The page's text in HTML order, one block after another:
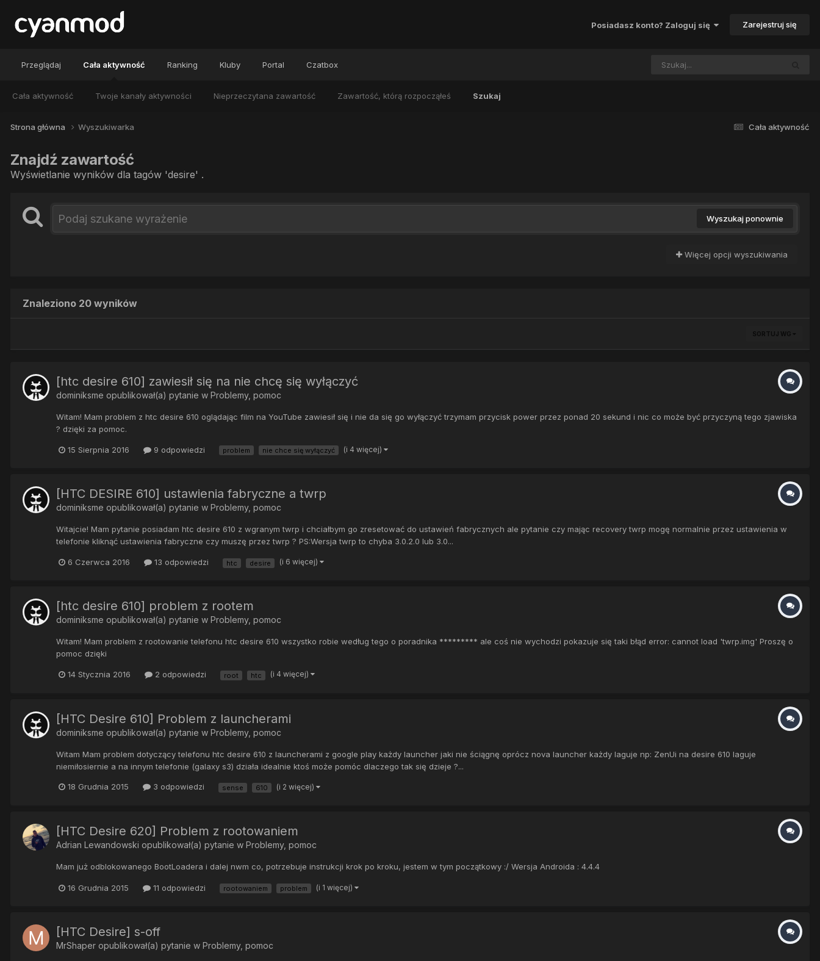
Posiadasz konto? Zaloguj się Zarejestruj się
Przeglądaj Cała aktywność
Cała aktywność Twoje kanały aktywności Nieprzeczytana zawartość Zawartość, którą rozpocząłeś Szukaj
Ranking Kluby Portal Czatbox
Cała aktywność
Strona główna Wyszukiwarka
Znajdź zawartość
Wyświetlanie wyników dla tagów 'desire' .
Wyszukaj ponownie
Więcej opcji wyszukiwania
Znaleziono 20 wyników
SORTUJ WG
[htc desire 610] zawiesił się na nie chcę się wyłączyć
dominiksme opublikował(a) pytanie w Problemy, pomoc
Witam! Mam problem z htc desire 610 oglądając film na YouTube zawiesił się i nie da się go wyłączyć trzymam przycisk power przez ponad 20 sekund i nic co może być przyczyną tego zjawiska
? dzięki za pomoc.
15 Sierpnia 2016 9 odpowiedzi problem nie chce się wyłączyć (i 4 więcej)
[HTC DESIRE 610] ustawienia fabryczne a twrp
dominiksme opublikował(a) pytanie w Problemy, pomoc
Witajcie! Mam pytanie posiadam htc desire 610 z wgranym twrp i chciałbym go zresetować do ustawień fabrycznych ale pytanie czy mając recovery twrp mogę normalnie przez ustawienia w
telefonie kliknąć ustawienia fabryczne czy muszę przez twrp ? PS:Wersja twrp to chyba 3.0.2.0 lub 3.0...
6 Czerwca 2016 13 odpowiedzi htc desire (i 6 więcej)
[htc desire 610] problem z rootem
dominiksme opublikował(a) pytanie w Problemy, pomoc
Witam! Mam problem z rootowanie telefonu htc desire 610 wszystko robie według tego o poradnika ********* ale coś nie wychodzi pokazuje się taki błąd error: cannot load 'twrp.img' Proszę o
pomoc dzięki
14 Stycznia 2016 2 odpowiedzi root htc (i 4 więcej)
[HTC Desire 610] Problem z launcherami
dominiksme opublikował(a) pytanie w Problemy, pomoc
Witam Mam problem dotyczący telefonu htc desire 610 z launcherami z google play każdy launcher jaki nie ściągnę oprócz nova launcher każdy laguje np: ZenUi na desire 610 laguje
niemiłosiernie a na innym telefonie (galaxy s3) działa idealnie ktoś może pomóc dlaczego tak się dzieje ?...
18 Grudnia 2015 3 odpowiedzi sense 610 (i 2 więcej)
[HTC Desire 620] Problem z rootowaniem
Adrian Lewandowski opublikował(a) pytanie w Problemy, pomoc
Mam już odblokowanego BootLoadera i dalej nwm co, potrzebuje instrukcji krok po kroku, jestem w tym początkowy :/ Wersja Androida : 4.4.4
16 Grudnia 2015 11 odpowiedzi rootowaniem problem (i 1 więcej)
[HTC Desire] s-off
MrShaper opublikował(a) pytanie w Problemy, pomoc